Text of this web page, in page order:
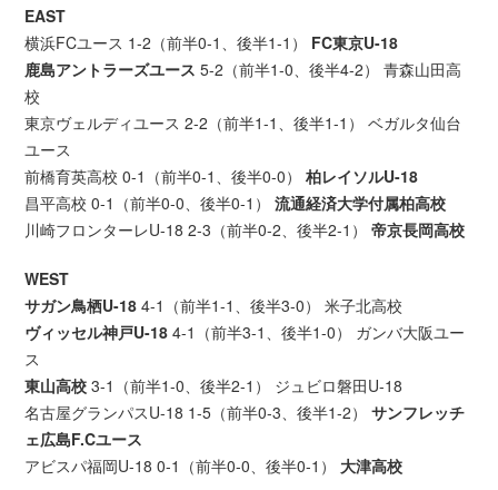
EAST
横浜FCユース 1-2（前半0-1、後半1-1） FC東京U-18
鹿島アントラーズユース 5-2（前半1-0、後半4-2） 青森山田高
校
東京ヴェルディユース 2-2（前半1-1、後半1-1） ベガルタ仙台
ユース
前橋育英高校 0-1（前半0-1、後半0-0）柏レイソルU-18
昌平高校 0-1（前半0-0、後半0-1）流通経済大学付属柏高校
川崎フロンターレU-18 2-3（前半0-2、後半2-1）帝京長岡高校
WEST
サガン鳥栖U-18 4-1（前半1-1、後半3-0） 米子北高校
ヴィッセル神戸U-18 4-1（前半3-1、後半1-0） ガンバ大阪ユー
ス
東山高校 3-1（前半1-0、後半2-1） ジュビロ磐田U-18
名古屋グランパスU-18 1-5（前半0-3、後半1-2）サンフレッチ
ェ広島F.Cユース
アビスパ福岡U-18 0-1（前半0-0、後半0-1） 大津高校